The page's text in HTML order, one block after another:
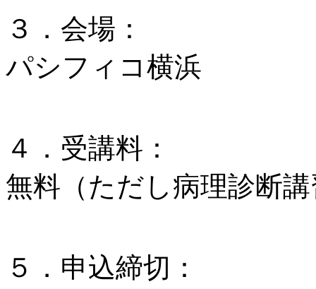
３．会場：
パシフィコ横浜
４．受講料：
無料（ただし病理診断
５．申込締切：